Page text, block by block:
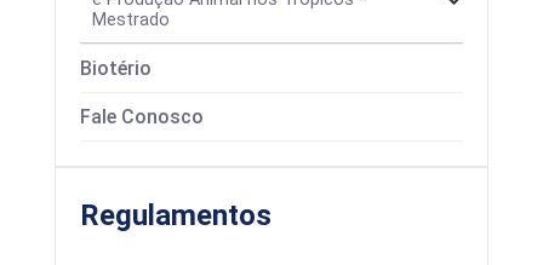
Área de concentração
Mestrado
Biotério
Fale Conosco
Regulamentos